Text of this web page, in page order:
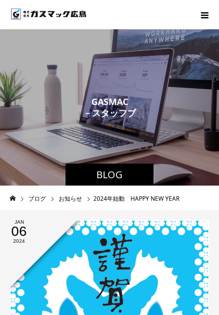
BLOG
GASMAC
スタッフブログ－
ブログ お知らせ 2024年始動 HAPPY NEW YEAR
JAN
06
2024